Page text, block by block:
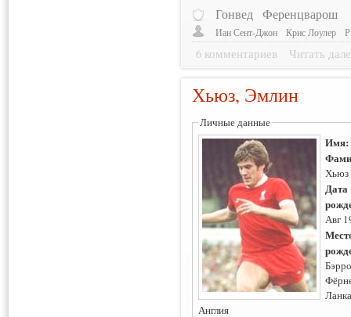
Гонвед Ференцварош
Иан Сент-Джон Крис Лоулер
6 комментариев Читать
Хьюз, Эмлин
Личные данные
Хьюз
Дата
Авг
Англия